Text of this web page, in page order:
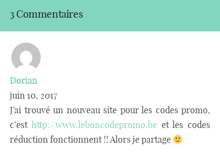
3 Commentaires
Dorian
juin 10, 2017
J’ai trouvé un nouveau site pour les codes promo,
c’est http://www.leboncodepromo.beet les codes
réduction fonctionnent !! Alors je partage